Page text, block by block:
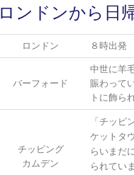
ロンドンから日
ロンドン ８時出発
バーフォード
中世に羊
賑わって
トに飾ら
チッピング
カムデン
「チッピ
ケットタ
らいまだ
られてい